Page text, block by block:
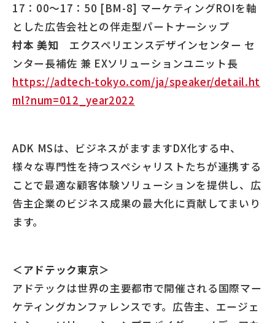
17：00～17：50 [BM-8] マーケティングROIを軸
とした広告会社との伴走型パートナーシップ
村本 美知 エクスペリエンスデザインセンター セ
ンター長補佐 兼 EXソリューションユニット長
https://adtech-tokyo.com/ja/speaker/detail.ht
ml?num=012_year2022
ADK MSは、ビジネスがますますDX化する中、
様々な専門性を持つスペシャリストたちが連携する
ことで最適な顧客体験ソリューションを提供し、広
告主企業のビジネス成果の最大化に貢献してまいり
ます。
＜アドテック東京＞
アドテックは世界の主要都市で開催される国際マー
ケティングカンファレンスです。広告主、エージェ